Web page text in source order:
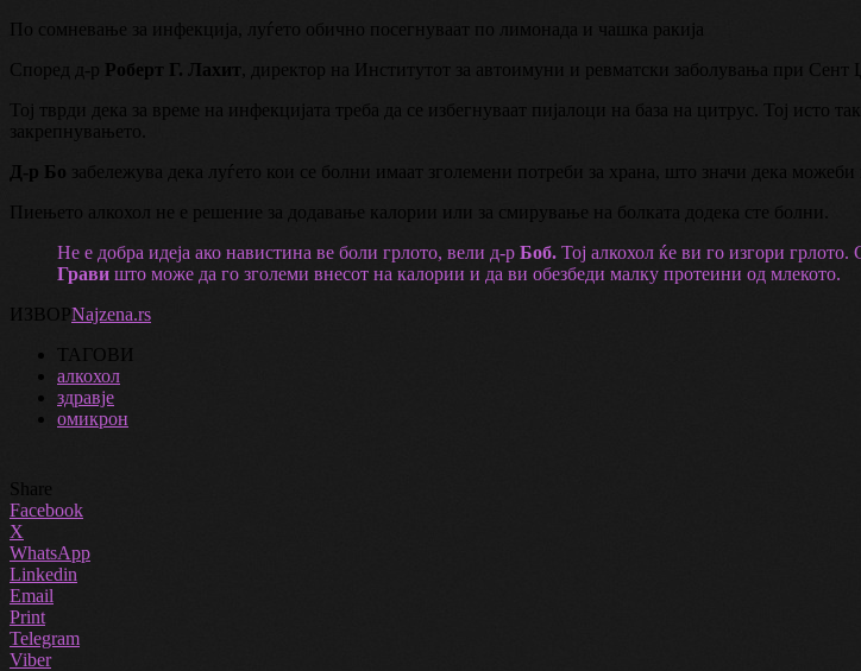
По сомневање за инфекција, луѓето обично посегнуваат по лимонада и чашка ракија
Според д-р Роберт Г. Лахит , директор на Институтот за автоимуни и ревматски заболувања при Сент
Тој тврди дека за време на инфекцијата треба да се избегнуваат пијалоци на база на цитрус. Тој исто
закрепнувањето.
Д-р Бо забележува дека луѓето кои се болни имаат зголемени потреби за храна, што значи дека
Пиењето алкохол не е решение за додавање калории или за смирување на болката додека сте болни.
Не е добра идеја ако навистина ве боли грлото, вели д-р Боб. Тој алкохол ќе ви го изгори
Грави што може да го зголеми внесот на калории и да ви обезбеди малку протеини од млекото.
ИЗВОРNajzena.rs
ТАГОВИ
алкохол
здравје
омикрон
Share
Facebook
X
WhatsApp
Linkedin
Email
Print
Telegram
Viber